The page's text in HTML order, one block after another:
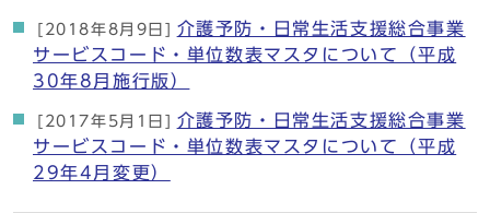
[2018年8月9日]
介護予防・日常生活支援総合事業
サービスコード・単位数表マスタについて（平成
30年8月施行版）
[2017年5月1日]
介護予防・日常生活支援総合事業
サービスコード・単位数表マスタについて（平成
29年4月変更）